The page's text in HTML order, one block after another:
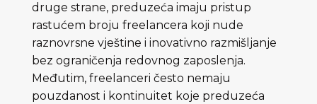
druge strane, preduzeća imaju pristup
rastućem broju freelancera koji nude
raznovrsne vještine i inovativno razmišljanje
bez ograničenja redovnog zaposlenja.
Međutim, freelanceri često nemaju
pouzdanost i kontinuitet koje preduzeća